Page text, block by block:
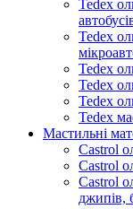
Tedex
Tedex
Tedex
Tedex
Tedex
Tedex
Мастильні
Castrol
Castrol
Castrol
джипів,